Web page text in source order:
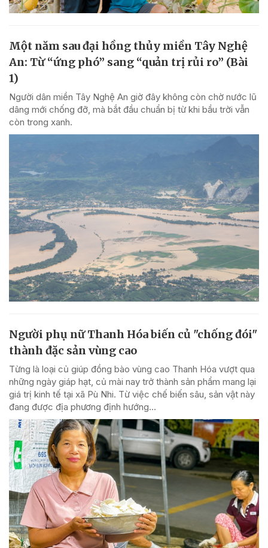
Một năm sau đại hồng thủy miền Tây Nghệ
An: Từ “ứng phó” sang “quản trị rủi ro” (Bài
1)
Người dân miền Tây Nghệ An giờ đây không còn chờ nước lũ
dâng mới chống đỡ, mà bắt đầu chuẩn bị từ khi bầu trời vẫn
còn trong xanh.
Người phụ nữ Thanh Hóa biến củ "chống đói"
thành đặc sản vùng cao
Từng là loại củ giúp đồng bào vùng cao Thanh Hóa vượt qua
những ngày giáp hạt, củ mài nay trở thành sản phẩm mang lại
giá trị kinh tế tại xã Pù Nhi. Từ việc chế biến sâu, sản vật này
đang được địa phương định hướng...